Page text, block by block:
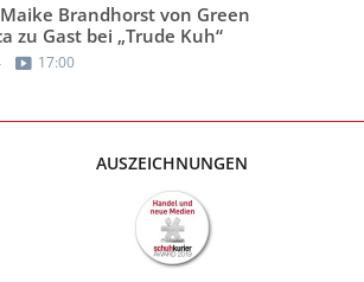
Brandhorst von Green
zu Gast bei „Trude Kuh“
17:00
AUSZEICHNUNGEN